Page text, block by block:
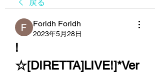
戻る
Foridh Foridh
2023年5月28日
!
☆[DIRETTA]LIVE!]*Ver